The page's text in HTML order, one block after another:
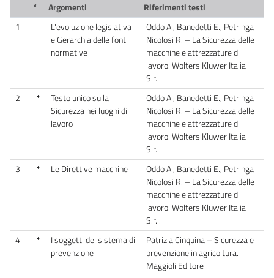
*
Argomenti
Riferimenti testi
1
L'evoluzione legislativa
e Gerarchia delle fonti
normative
Oddo A., Banedetti E., Petringa
Nicolosi R. – La Sicurezza delle
macchine e attrezzature di
lavoro. Wolters Kluwer Italia
S.r.l.
2
*
Testo unico sulla
Sicurezza nei luoghi di
lavoro
Oddo A., Banedetti E., Petringa
Nicolosi R. – La Sicurezza delle
macchine e attrezzature di
lavoro. Wolters Kluwer Italia
S.r.l.
3
* Le Direttive macchine
Oddo A., Banedetti E., Petringa
Nicolosi R. – La Sicurezza delle
macchine e attrezzature di
lavoro. Wolters Kluwer Italia
S.r.l.
4
*
I soggetti del sistema di
prevenzione
Patrizia Cinquina – Sicurezza e
prevenzione in agricoltura.
Maggioli Editore